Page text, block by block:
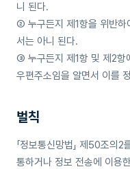
니 된다.
② 누구든지 제1항을 위반하
서는 아니 된다.
③ 누구든지 제1항 및 제2항
우편주소임을 알면서 이를
벌칙
「정보통신망법」 제50조의
통하거나 정보 전송에 이용